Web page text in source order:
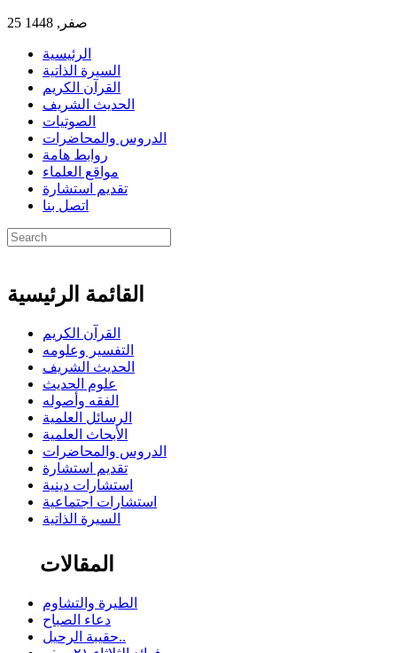
25 صفر, 1448
الرئيسية
السيرة الذاتية
القرآن الكريم
الحديث الشريف
الصوتيات
الدروس والمحاضرات
روابط هامة
مواقع العلماء
تقديم استشارة
اتصل بنا
القائمة الرئيسية
القرآن الكريم
التفسير وعلومه
الحديث الشريف
علوم الحديث
الفقه وأصوله
الرسائل العلمية
الأبحاث العلمية
الدروس والمحاضرات
تقديم استشارة
استشارات دينية
استشارات اجتماعية
السيرة الذاتية
المقالات
الطيرة والتشاوم
دعاء الصباح
حقيبة الرحيل..